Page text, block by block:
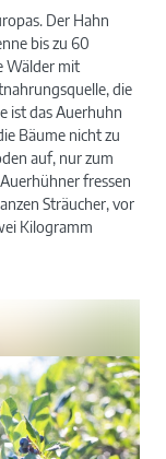
Der Hahn
bis zu 60
Wälder mit
die
ist das Auerhuhn
Bäume nicht zu
auf, nur zum
fressen
Sträucher, vor
Kilogramm